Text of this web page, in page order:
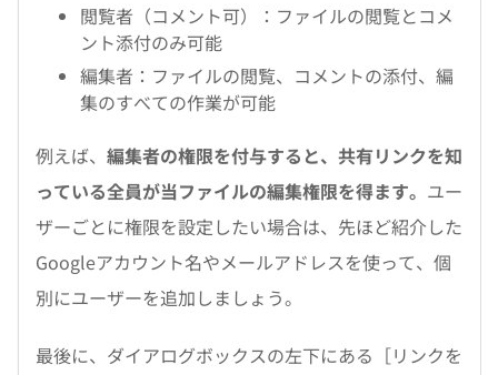
閲覧者（コメント可）：ファイルの閲覧とコメ
ント添付のみ可能
編集者：ファイルの閲覧、コメントの添付、編
集のすべての作業が可能
例えば、 編集者の権限を付与すると、共有リンクを知
っている全員が当ファイルの編集権限を得ます。 ユー
ザーごとに権限を設定したい場合は、先ほど紹介した
Googleアカウント名やメールアドレスを使って、個
別にユーザーを追加しましょう。
最後に、ダイアログボックスの左下にある［リンクを